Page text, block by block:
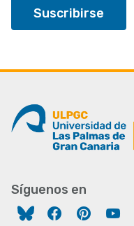
Síguenos en
Facebook